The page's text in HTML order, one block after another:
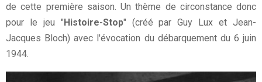
de cette première saison. Un thème de circonstance donc
pour le jeu "Histoire-Stop" (créé par Guy Lux et Jean-
Jacques Bloch) avec l'évocation du débarquement du 6 juin
1944.